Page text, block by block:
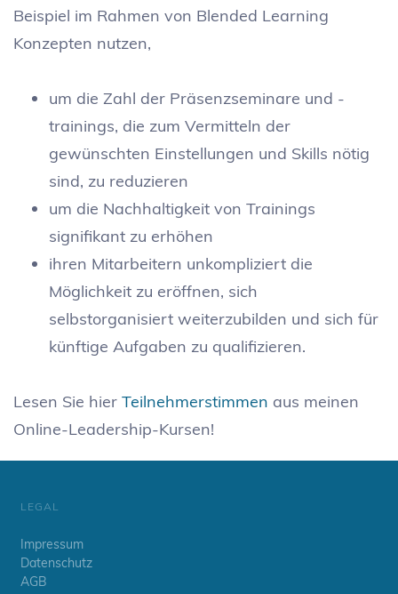
Beispiel im Rahmen von Blended Learning
Konzepten nutzen,
um die Zahl der Präsenzseminare und -
trainings, die zum Vermitteln der
gewünschten Einstellungen und Skills nötig
sind, zu reduzieren
um die Nachhaltigkeit von Trainings
signifikant zu erhöhen
ihren Mitarbeitern unkompliziert die
Möglichkeit zu eröffnen, sich
selbstorganisiert weiterzubilden und sich für
künftige Aufgaben zu qualifizieren.
Lesen Sie hier Teilnehmerstimmen aus meinen
Online-Leadership-Kursen!
LEGAL
Impressum
Datenschutz
AGB